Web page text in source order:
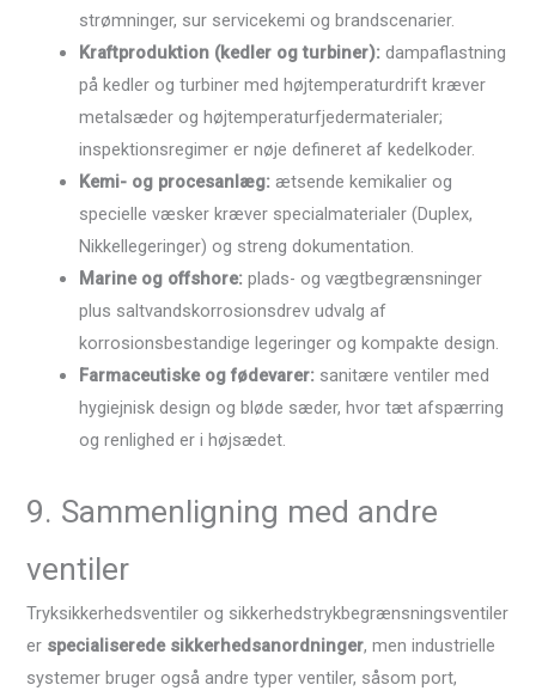
strømninger, sur servicekemi og brandscenarier.
Kraftproduktion (kedler og turbiner): dampaflastning
på kedler og turbiner med højtemperaturdrift kræver
metalsæder og højtemperaturfjedermaterialer;
inspektionsregimer er nøje defineret af kedelkoder.
Kemi- og procesanlæg: ætsende kemikalier og
specielle væsker kræver specialmaterialer (Duplex,
Nikkellegeringer) og streng dokumentation.
Marine og offshore: plads- og vægtbegrænsninger
plus saltvandskorrosionsdrev udvalg af
korrosionsbestandige legeringer og kompakte design.
Farmaceutiske og fødevarer: sanitære ventiler med
hygiejnisk design og bløde sæder, hvor tæt afspærring
og renlighed er i højsædet.
9. Sammenligning med andre
ventiler
Tryksikkerhedsventiler og sikkerhedstrykbegrænsningsventiler
er specialiserede sikkerhedsanordninger, men industrielle
systemer bruger også andre typer ventiler, såsom port,